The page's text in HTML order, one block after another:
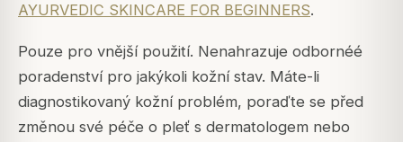
AYURVEDIC SKINCARE FOR BEGINNERS.
Pouze pro vnější použití. Nenahrazuje odbornéé
poradenství pro jakýkoli kožní stav. Máte-li
diagnostikovaný kožní problém, poraďte se před
změnou své péče o pleť s dermatologem nebo